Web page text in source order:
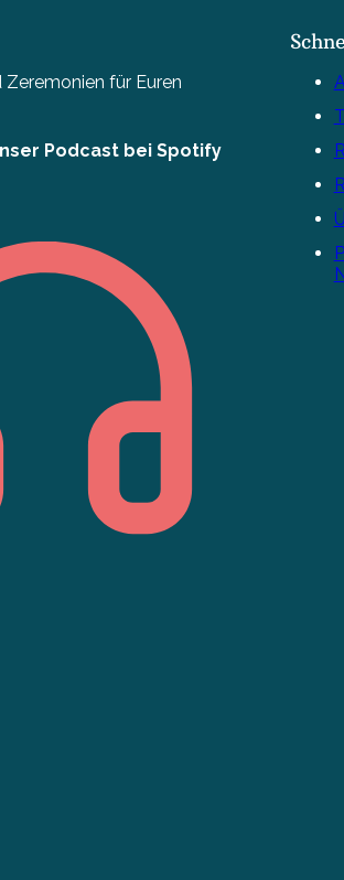
Zeremonien für Euren
Podcast bei Spotify